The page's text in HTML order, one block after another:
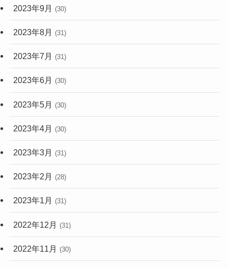
2023年9月 (30)
2023年8月 (31)
2023年7月 (31)
2023年6月 (30)
2023年5月 (30)
2023年4月 (30)
2023年3月 (31)
2023年2月 (28)
2023年1月 (31)
2022年12月 (31)
2022年11月 (30)